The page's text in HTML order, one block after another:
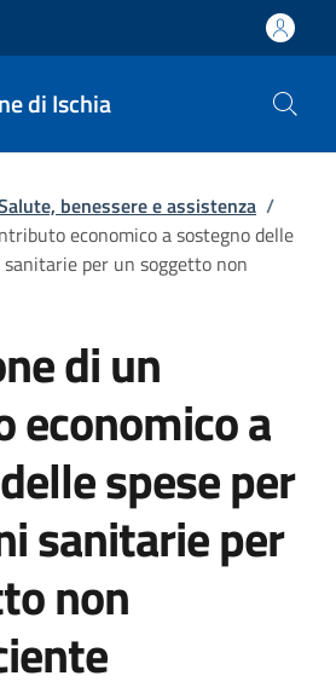
di Ischia
benessere e assistenza /
economico a sostegno delle
per un soggetto non
di un
a
spese per
sanitarie per
non